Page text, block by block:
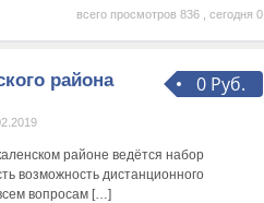
всего просмотров 836 , сегодня 0
0 Руб.
района
районе ведётся набор
возможность дистанционного
вопросам […]